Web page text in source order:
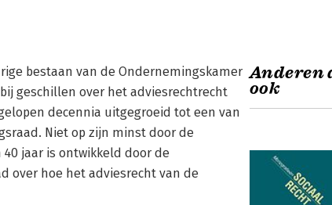
bestaan van de Ondernemingskamer
geschillen over het adviesrechtrecht
decennia uitgegroeid tot een van
Niet op zijn minst door de
jaar is ontwikkeld door de
over hoe het adviesrecht van de
Anderen
ook